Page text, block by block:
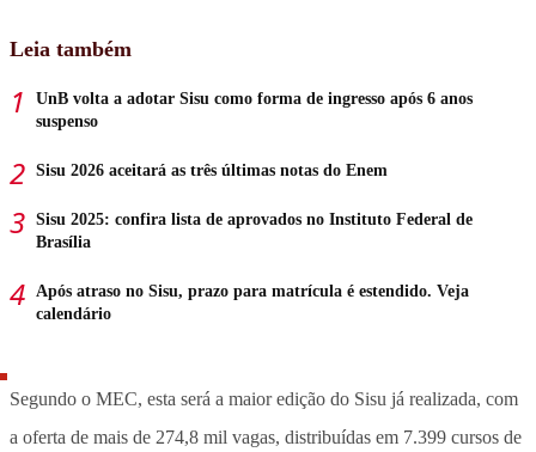
Leia também
UnB volta a adotar Sisu como forma de ingresso após 6 anos
suspenso
Sisu 2026 aceitará as três últimas notas do Enem
Sisu 2025: confira lista de aprovados no Instituto Federal de
Brasília
Após atraso no Sisu, prazo para matrícula é estendido. Veja
calendário
Segundo o MEC, esta será a maior edição do Sisu já realizada, com
a oferta de mais de 274,8 mil vagas, distribuídas em 7.399 cursos de